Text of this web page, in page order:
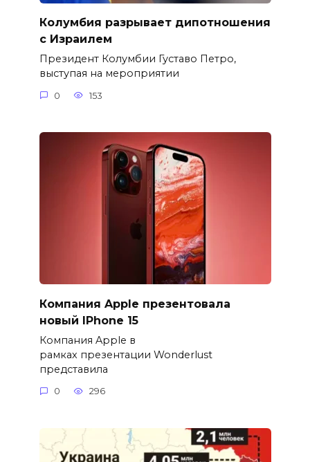
Колумбия разрывает дипотношения
с Израилем
Президент Колумбии Густаво Петро,
выступая на мероприятии
0 153
Компания Apple презентовала
новый IPhone 15
Компания Apple в
рамках презентации Wonderlust
представила
0 296